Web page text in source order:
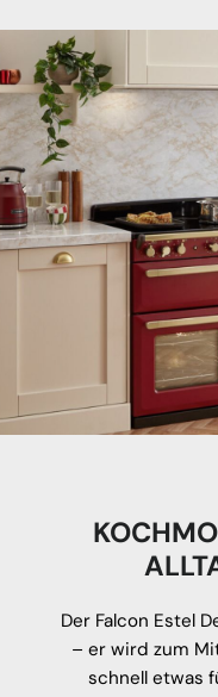
Der Falcon Estel
– er wird zum
schnell etwas